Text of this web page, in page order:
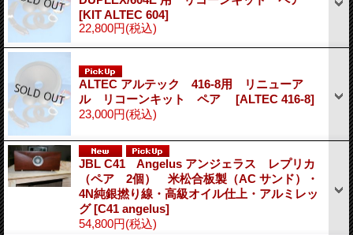
[KIT ALTEC 604]
22,800円(税込)
ALTEC アルテック 416-8用 リニューア
ル リコーンキット ペア [ALTEC 416-8]
23,000円(税込)
JBL C41 Angelus アンジェラス レプリカ
（ペア 2個） 米松合板製（AC サンド）・
4N純銀撚り線・高級オイル仕上・アルミレッ
グ[C41 angelus]
54,800円(税込)